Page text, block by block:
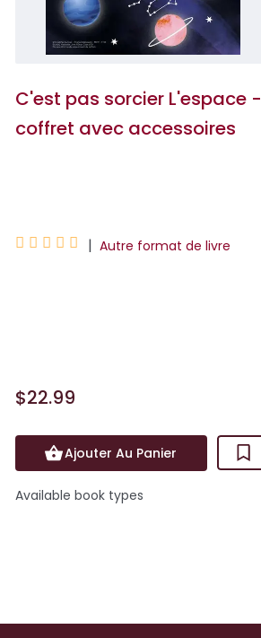
C'est pas sorcier L'espace -
coffret avec accessoires
     | Autre format de livre
$22.99
Ajouter Au Panier
Available book types